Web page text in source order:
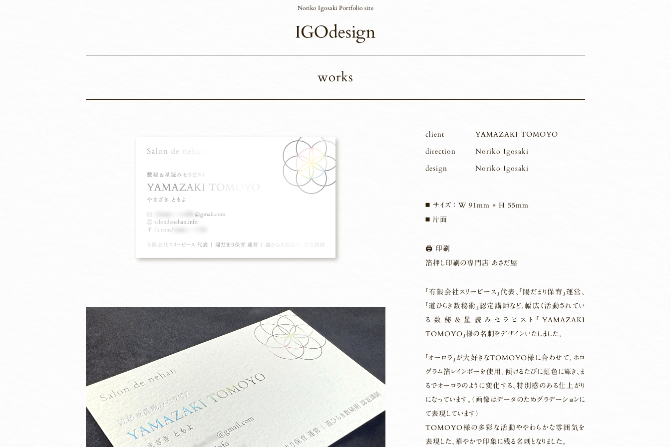
Noriko Igosaki Portfolio site
works
client
YAMAZAKI TOMOYO
direction
Noriko Igosaki
design
Noriko Igosaki
サイズ ： W 91mm × H 55mm
片面
🖨 印刷
箔押し印刷の専門店 あさだ屋
「有限会社スリーピース」代表、「陽だまり保育」運営、
「道ひらき数秘術」認定講師など、幅広く活動されてい
る数秘＆星読みセラピスト「YAMAZAKI
TOMOYO」様の名刺をデザインいたしました。
「オーロラ」が大好きなTOMOYO様に合わせて、ホロ
グラム箔レインボーを使用。傾けるたびに虹色に輝き、ま
るでオーロラのように変化する、特別感のある仕上がり
になっています。（画像はデータのためグラデーションに
て表現しています）
TOMOYO様の多彩な活動ややわらかな雰囲気を
表現した、華やかで印象に残る名刺となりました。